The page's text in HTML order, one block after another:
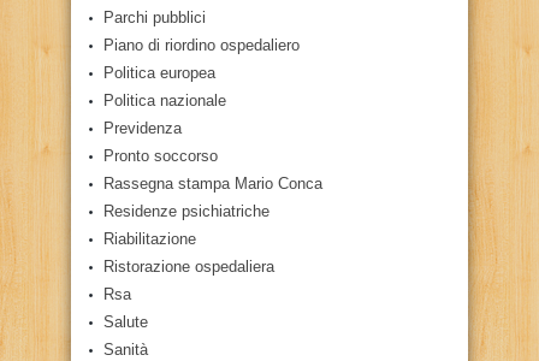
Parchi pubblici
Piano di riordino ospedaliero
Politica europea
Politica nazionale
Previdenza
Pronto soccorso
Rassegna stampa Mario Conca
Residenze psichiatriche
Riabilitazione
Ristorazione ospedaliera
Rsa
Salute
Sanità